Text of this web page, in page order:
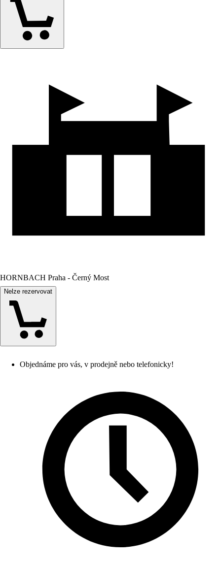
HORNBACH Praha - Černý Most
Nelze rezervovat
Objednáme pro vás, v prodejně nebo telefonicky!